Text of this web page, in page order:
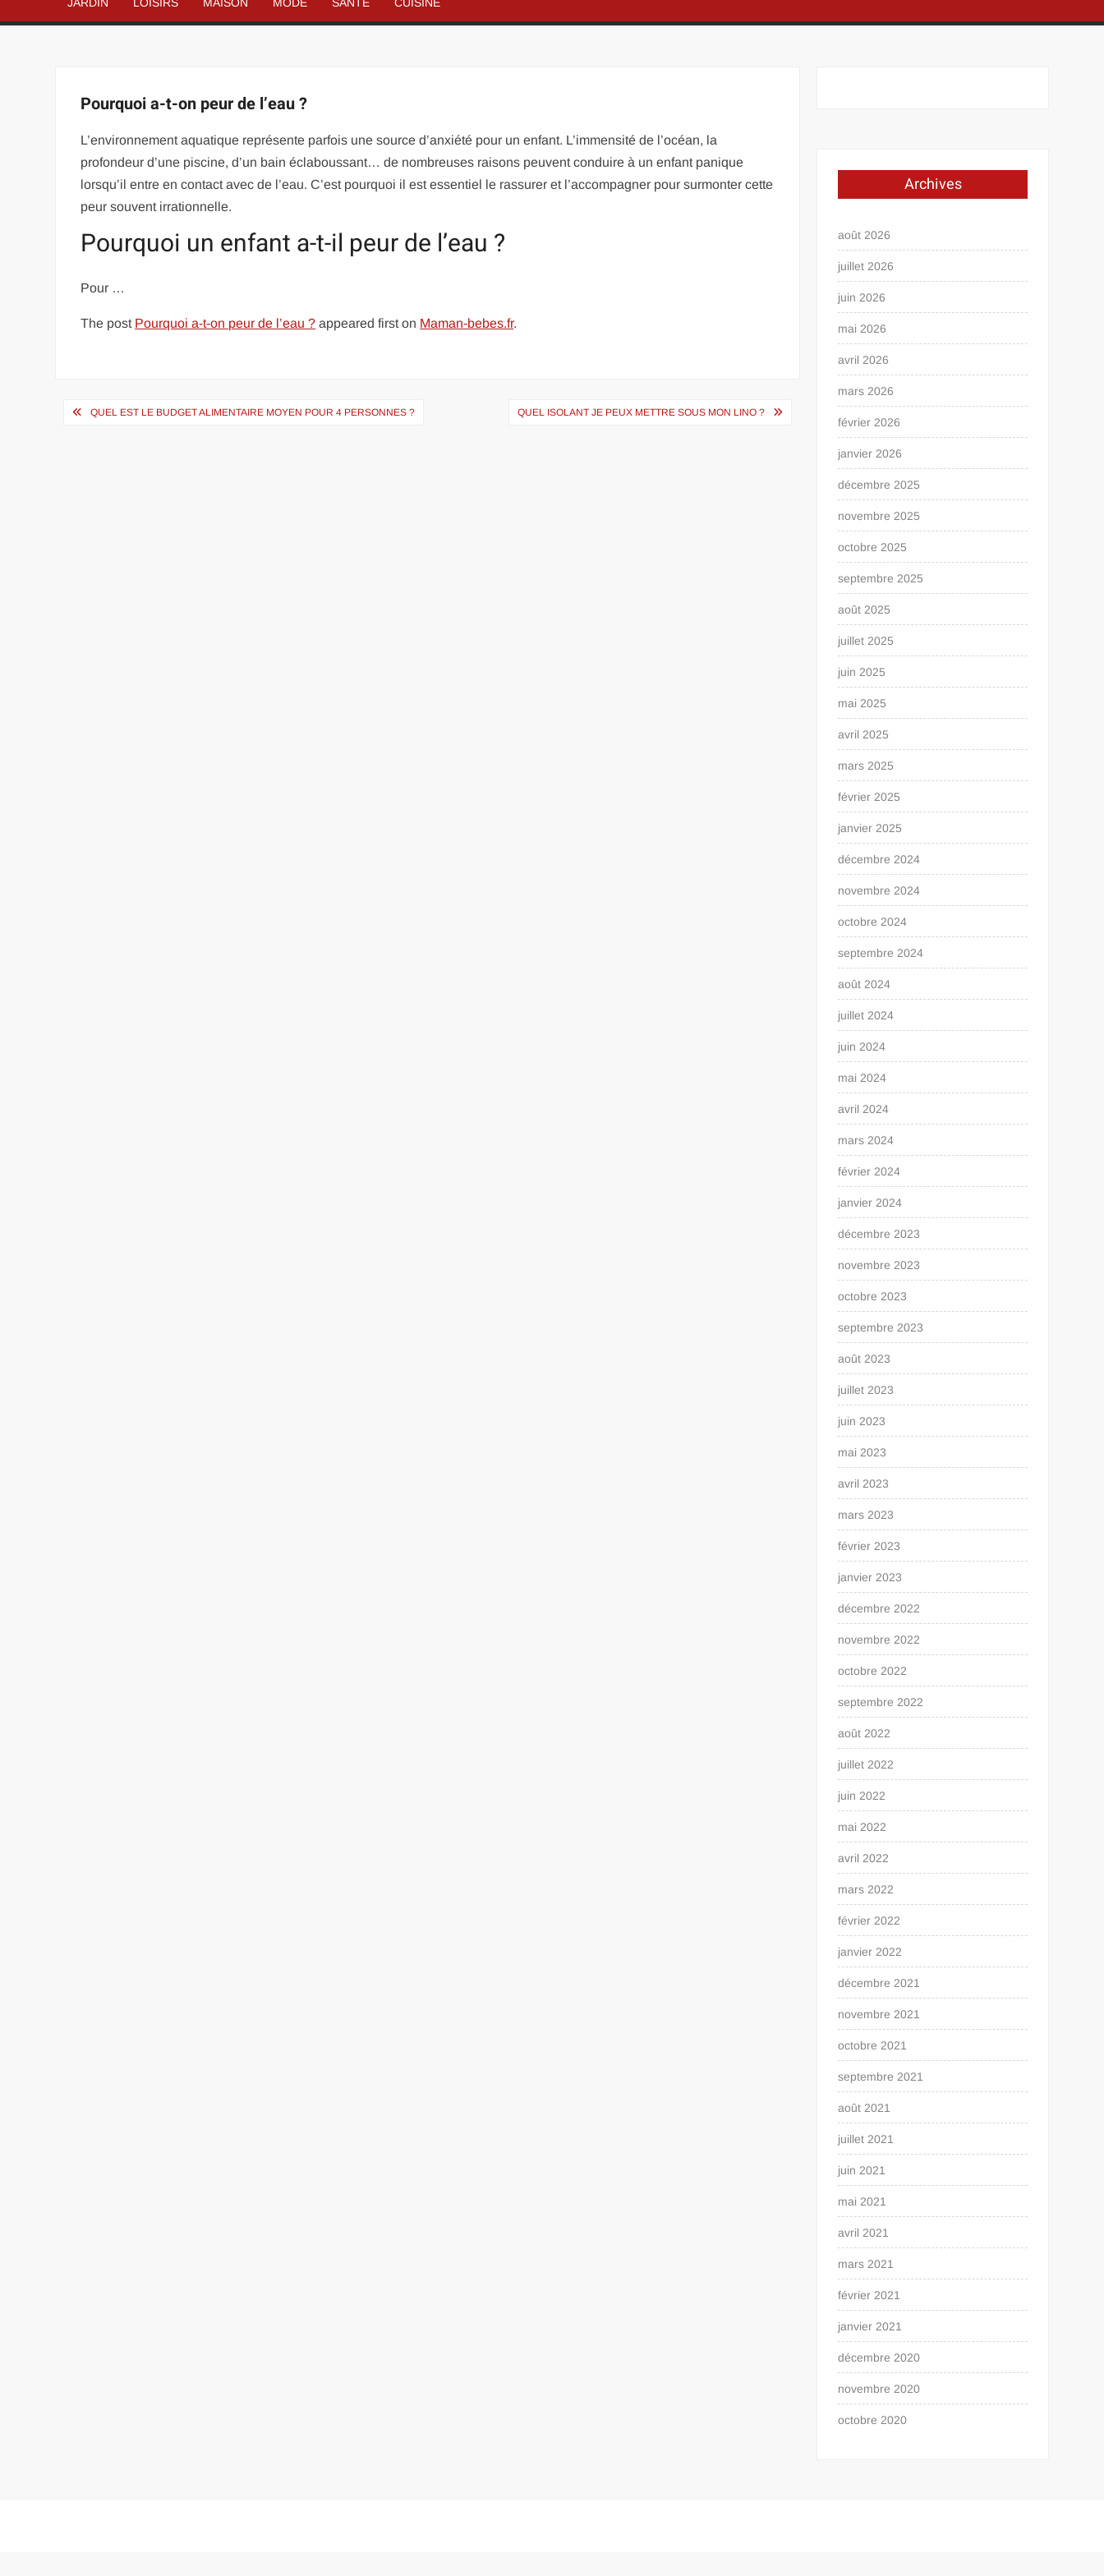
Pourquoi a-t-on peur de l’eau ?
L’environnement aquatique représente parfois une source d’anxiété pour un enfant. L’immensité de l’océan, la
profondeur d’une piscine, d’un bain éclaboussant… de nombreuses raisons peuvent conduire à un enfant panique
lorsqu’il entre en contact avec de l’eau. C’est pourquoi il est essentiel le rassurer et l’accompagner pour surmonter cette
peur souvent irrationnelle.
Pourquoi un enfant a-t-il peur de l’eau ?
Pour …
The post Pourquoi a-t-on peur de l’eau ? appeared first on Maman-bebes.fr.
Navigation
QUEL EST LE BUDGET ALIMENTAIRE MOYEN POUR 4 PERSONNES ? QUEL ISOLANT JE PEUX METTRE SOUS MON LINO ?
Archives
août 2026
juillet 2026
juin 2026
mai 2026
avril 2026
mars 2026
février 2026
janvier 2026
décembre 2025
novembre 2025
octobre 2025
septembre 2025
août 2025
juillet 2025
juin 2025
mai 2025
avril 2025
mars 2025
février 2025
janvier 2025
décembre 2024
novembre 2024
octobre 2024
septembre 2024
août 2024
juillet 2024
juin 2024
mai 2024
avril 2024
mars 2024
février 2024
janvier 2024
décembre 2023
novembre 2023
octobre 2023
septembre 2023
août 2023
juillet 2023
juin 2023
mai 2023
avril 2023
mars 2023
février 2023
janvier 2023
décembre 2022
novembre 2022
octobre 2022
septembre 2022
août 2022
juillet 2022
juin 2022
mai 2022
avril 2022
mars 2022
février 2022
janvier 2022
décembre 2021
novembre 2021
octobre 2021
septembre 2021
août 2021
juillet 2021
juin 2021
mai 2021
avril 2021
mars 2021
février 2021
janvier 2021
décembre 2020
novembre 2020
octobre 2020